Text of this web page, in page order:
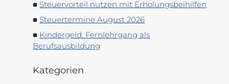
Steuervorteil nutzen mit Erholungsbeihilfen
Steuertermine August 2026
Kindergeld: Fernlehrgang als
Berufsausbildung
Kategorien